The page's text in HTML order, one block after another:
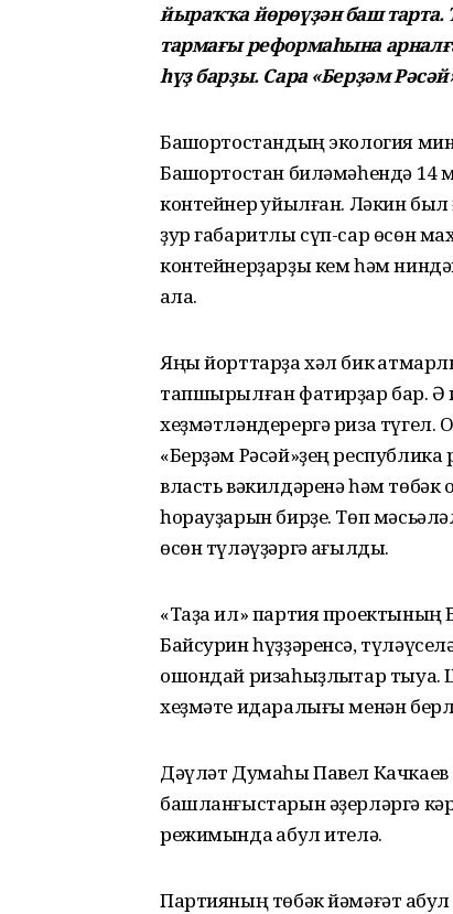
йыраҡҡа йөрөүҙән баш
тармағы реформаһына
һүҙ барҙы. Сара «Берҙәм
Башҡортостандың экология
Башҡортостан биләмәһендә 14
контейнер ҡуйылған. Ләкин
ҙур габаритлы сүп-сар өсөн
контейнерҙарҙы кем һәм
ҡала.
Яңы йорттарҙа хәл бик
тапшырылған фатирҙар бар. Ә
хеҙмәтләндерергә риза
«Берҙәм Рәсәй»ҙең
власть вәкилдәренә һәм төбәк
һорауҙарын бирҙе. Төп
өсөн түләүҙәргә ҡағылды.
«Таҙа ил» партия проектының
Байсурин һүҙҙәренсә,
ошондай ризаһыҙлыҡтар тыуа.
хеҙмәте идаралығы менән
Дәүләт Думаһы Павел Качкаев
башланғыстарын әҙерләргә
режимында ҡабул ителә.
Партияның төбәк йәмәғәт